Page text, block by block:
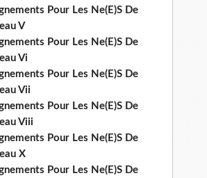
Pour Les Ne(E)S De
V
Pour Les Ne(E)S De
Vi
Pour Les Ne(E)S De
Vii
Pour Les Ne(E)S De
Viii
Pour Les Ne(E)S De
X
Pour Les Ne(E)S De